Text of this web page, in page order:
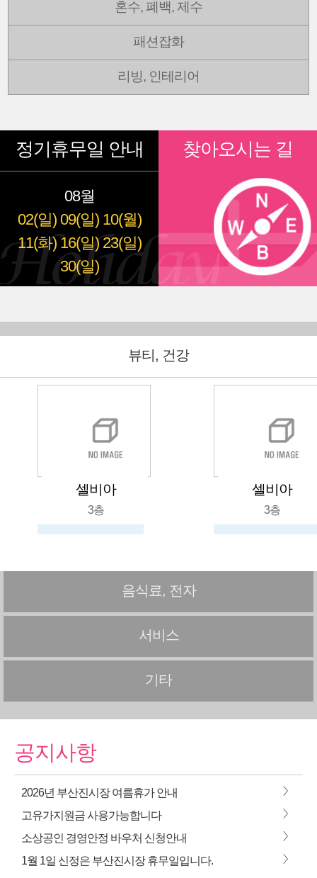
혼수, 폐백, 제수
패션잡화
리빙, 인테리어
정기휴무일 안내
08월
02(일) 09(일) 10(월)
11(화) 16(일) 23(일)
30(일)
찾아오시는 길
뷰티, 건강
셀비아
3층
셀비아
3층
음식료, 전자
서비스
기타
공지사항
2026년 부산진시장 여름휴가 안내 >
고유가지원금 사용가능합니다 >
소상공인 경영안정 바우처 신청안내 >
1월 1일 신정은 부산진시장 휴무일입니다. >